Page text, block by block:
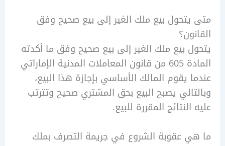
بيع ملك الغير إلى بيع صحيح وفق
بيع ملك الغير إلى بيع صحيح وفق ما أكدته
المادة 605 من قانون المعاملات المدنية الإماراتي
يقوم المالك الأساسي بإجازة هذا البيع،
يصبح البيع بحق المشتري صحيح وتترتب
المقررة للبيع.
عقوبة الشروع في جريمة التصرف بملك